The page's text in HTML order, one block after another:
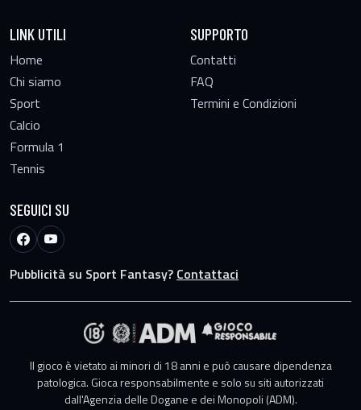
LINK UTILI
Home
Chi siamo
Sport
Calcio
Formula 1
Tennis
SUPPORTO
Contatti
FAQ
Termini e Condizioni
SEGUICI SU
Pubblicità su Sport Fantasy? Contattaci
Il gioco è vietato ai minori di 18 anni e può causare dipendenza
patologica. Gioca responsabilmente e solo su siti autorizzati
dall'Agenzia delle Dogane e dei Monopoli (ADM).